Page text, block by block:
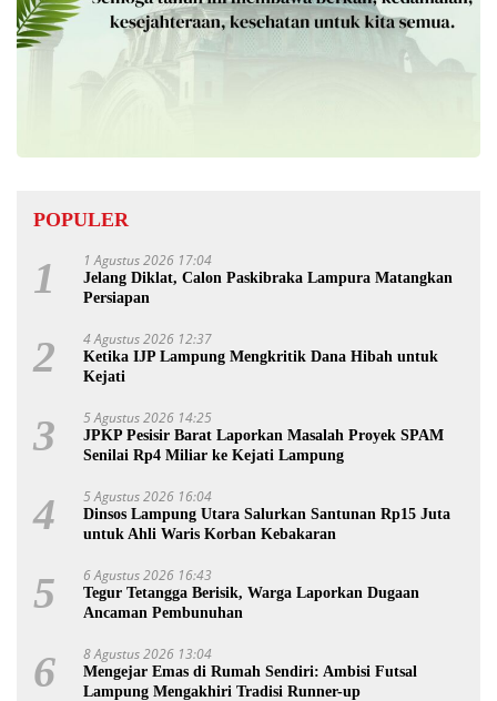
POPULER
1 1 Agustus 2026 17:04
Jelang Diklat, Calon Paskibraka Lampura Matangkan
Persiapan
2 4 Agustus 2026 12:37
Ketika IJP Lampung Mengkritik Dana Hibah untuk
Kejati
3 5 Agustus 2026 14:25
JPKP Pesisir Barat Laporkan Masalah Proyek SPAM
Senilai Rp4 Miliar ke Kejati Lampung
4 5 Agustus 2026 16:04
Dinsos Lampung Utara Salurkan Santunan Rp15 Juta
untuk Ahli Waris Korban Kebakaran
5 6 Agustus 2026 16:43
Tegur Tetangga Berisik, Warga Laporkan Dugaan
Ancaman Pembunuhan
6 8 Agustus 2026 13:04
Mengejar Emas di Rumah Sendiri: Ambisi Futsal
Lampung Mengakhiri Tradisi Runner-up